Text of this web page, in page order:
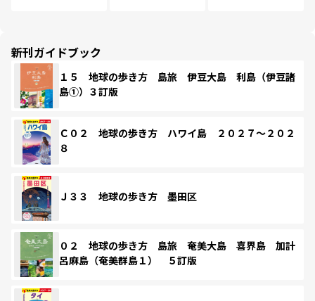
新刊ガイドブック
１５ 地球の歩き方 島旅 伊豆大島 利島（伊豆諸
島①）３訂版
Ｃ０２ 地球の歩き方 ハワイ島 ２０２７～２０２
８
Ｊ３３ 地球の歩き方 墨田区
０２ 地球の歩き方 島旅 奄美大島 喜界島 加計
呂麻島（奄美群島１） ５訂版